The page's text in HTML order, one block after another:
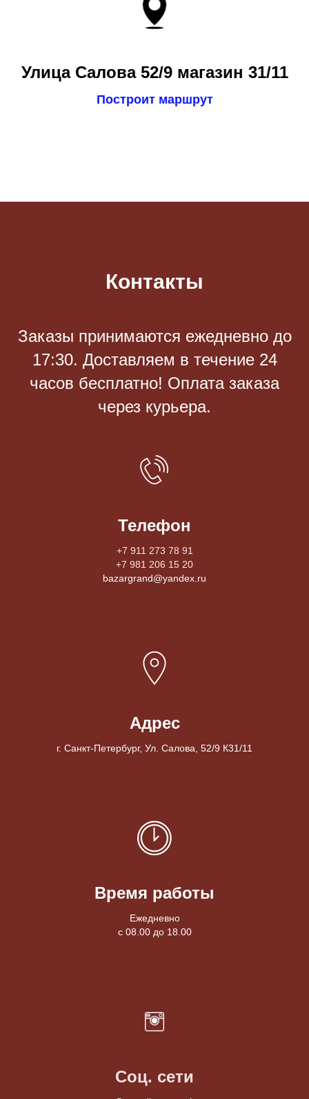
Улица Салова 52/9 магазин 31/11
Построит маршрут
Контакты
Заказы принимаются eжедневно до
17:30. Доставляем в течение 24
часов бесплатно! Оплата заказа
через курьера.
Телефон
+7 911 273 78 91
+7 981 206 15 20
bazargrand@yandex.ru
Адрес
г. Санкт-Петербург, Ул. Салова, 52/9 К31/11
Время работы
Ежедневно
с 08.00 до 18.00
Соц. сети